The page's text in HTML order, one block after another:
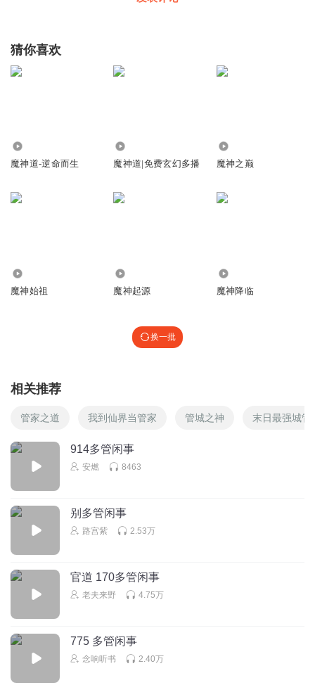
猜你喜欢
魔神道-逆命而生 魔神道|免费玄幻多播 魔神之巅
魔神始祖 魔神起源 魔神降临
换一批
相关推荐
管家之道 我到仙界当管家 管城之神 末日最强城管
914多管闲事
安燃 8463
别多管闲事
路宫紫 2.53万
官道 170多管闲事
老夫来野 4.75万
775 多管闲事
念响听书 2.40万